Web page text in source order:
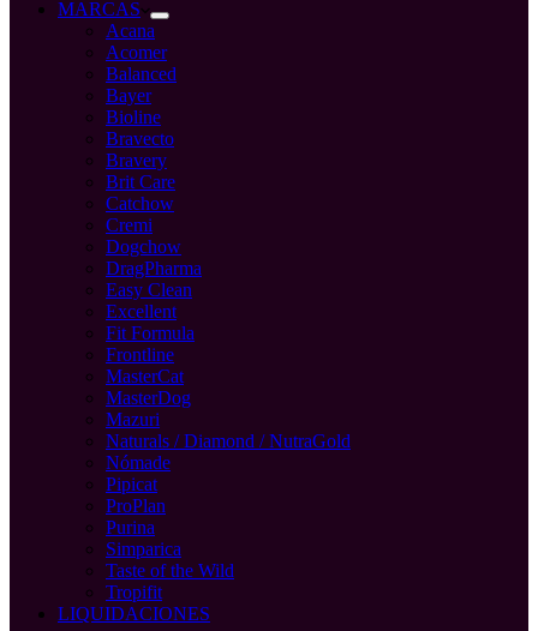
MARCAS
Acana
Acomer
Balanced
Bayer
Bioline
Bravecto
Bravery
Brit Care
Catchow
Cremi
Dogchow
DragPharma
Easy Clean
Excellent
Fit Formula
Frontline
MasterCat
MasterDog
Mazuri
Naturals / Diamond / NutraGold
Nómade
Pipicat
ProPlan
Purina
Simparica
Taste of the Wild
Tropifit
LIQUIDACIONES